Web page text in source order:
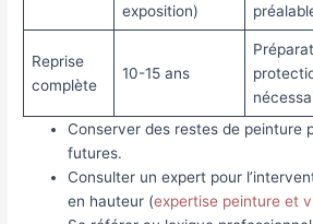
exposition)
Reprise
complète
10-15 ans
Conserver des restes de peinture
futures.
Consulter un expert pour
en hauteur (expertise peinture et